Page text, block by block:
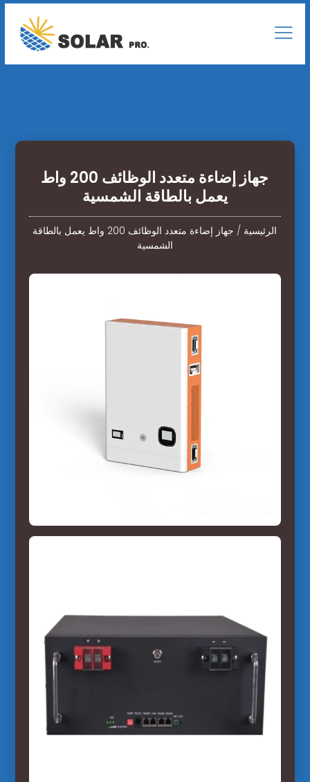
جهاز إضاءة متعدد الوظائف 200 واط
يعمل بالطاقة الشمسية
الرئيسية /
جهاز إضاءة متعدد الوظائف 200 واط يعمل بالطاقة
الشمسية